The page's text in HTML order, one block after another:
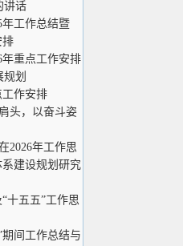
讲话
年工作总结暨
排
年重点工作安排
划
工作安排
头，以奋斗姿
2026年工作思
系建设规划研究
十五五”工作思
期间工作总结与